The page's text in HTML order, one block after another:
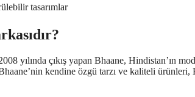
tasarımlar
yılında çıkış yapan Bhaane, Hindistan’ın
kendine özgü tarzı ve kaliteli